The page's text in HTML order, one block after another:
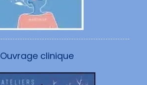
Ouvrage clinique